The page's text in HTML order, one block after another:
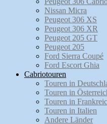
Nissan Micra
Peugeot 306 XS
Peugeot 306 XR
Peugeot 205 GT
Peugeot 205
Ford Sierra Coupé
Ford Escort Ghia
Cabriotouren
Touren in
Touren in
Touren in
Touren in Italien
Andere Länder